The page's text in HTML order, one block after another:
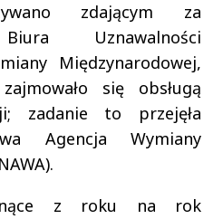
zdającym za
Uznawalności
Międzynarodowej,
się obsługą
zadanie to przejęła
Agencja Wymiany
z roku na rok